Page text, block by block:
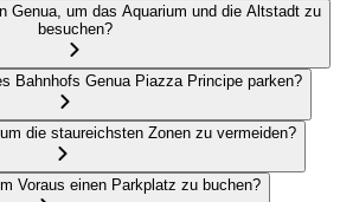
Genua, um das Aquarium und die Altstadt zu
besuchen?
Bahnhofs Genua Piazza Principe parken?
die staureichsten Zonen zu vermeiden?
Voraus einen Parkplatz zu buchen?